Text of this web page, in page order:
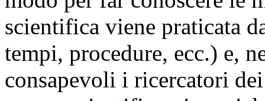
scientifica viene praticata
tempi, procedure, ecc.) e,
consapevoli i ricercatori